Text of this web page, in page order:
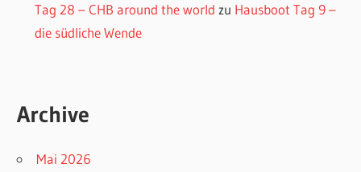
Tag 28 – CHB around the world zu Hausboot Tag 9 –
die südliche Wende
Archive
Mai 2026